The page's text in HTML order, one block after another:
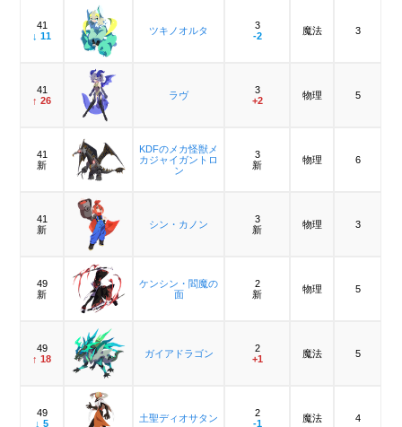
41
↓ 11
ツキノオルタ
3
-2
魔法 3
41
↑ 26
ラヴ
3
+2
物理 5
41
新
KDFのメカ怪獣メ
カジャイガントロ
ン
3
新
物理 6
41
新
シン・カノン
3
新
物理 3
49
新
ケンシン・閻魔の
面
2
新
物理 5
49
↑ 18
ガイアドラゴン
2
+1
魔法 5
49
↓ 5
土聖ディオサタン
2
-1
魔法 4